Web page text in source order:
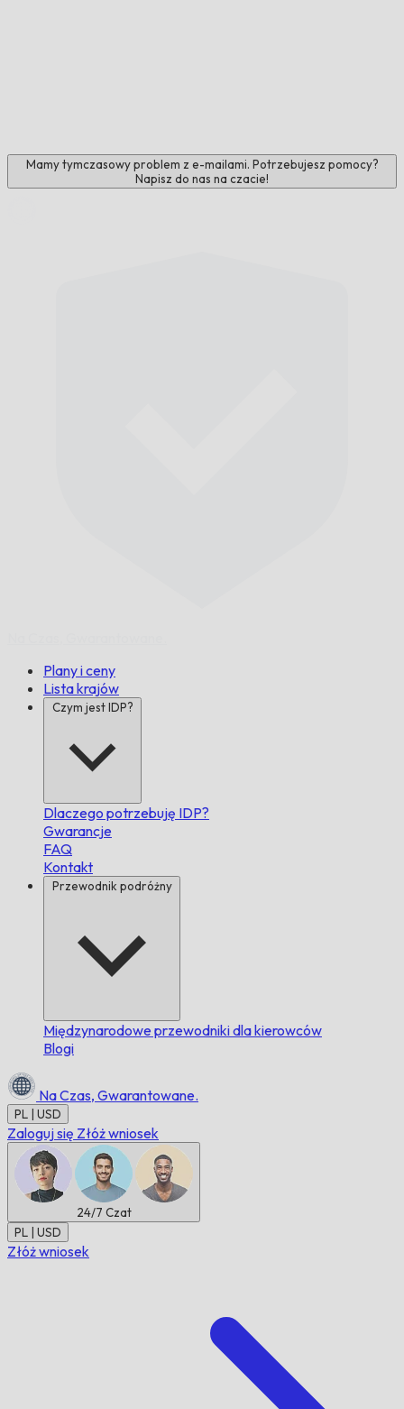
Mamy tymczasowy problem z e-mailami. Potrzebujesz pomocy?
Napisz do nas na czacie!
Plany i ceny
Lista krajów
Czym jest IDP?
Dlaczego potrzebuję IDP?
Gwarancje
FAQ
Kontakt
Przewodnik podróżny
Międzynarodowe przewodniki dla kierowców
Blogi
Na Czas, Gwarantowane.
PL | USD
Zaloguj się Złóż wniosek
24/7 Czat
PL | USD
Złóż wniosek